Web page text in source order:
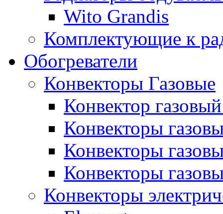
Wito Grandis
Комплектующие к
Обогреватели
Конвекторы Газовые
Конвектор
Конвекторы
Конвекторы
Конвекторы
Конвекторы